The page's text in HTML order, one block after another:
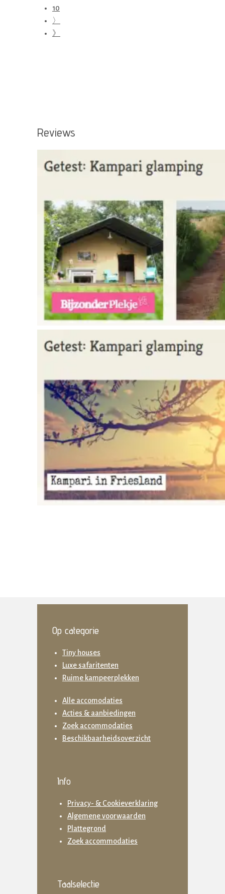
10
〉
》
Reviews
Op categorie
Tiny houses
Luxe safaritenten
Ruime kampeerplekken
Alle accomodaties
Acties & aanbiedingen
Zoek accommodaties
Beschikbaarheidsoverzicht
Info
Privacy- & Cookieverklaring
Algemene voorwaarden
Plattegrond
Zoek accommodaties
Taalselectie